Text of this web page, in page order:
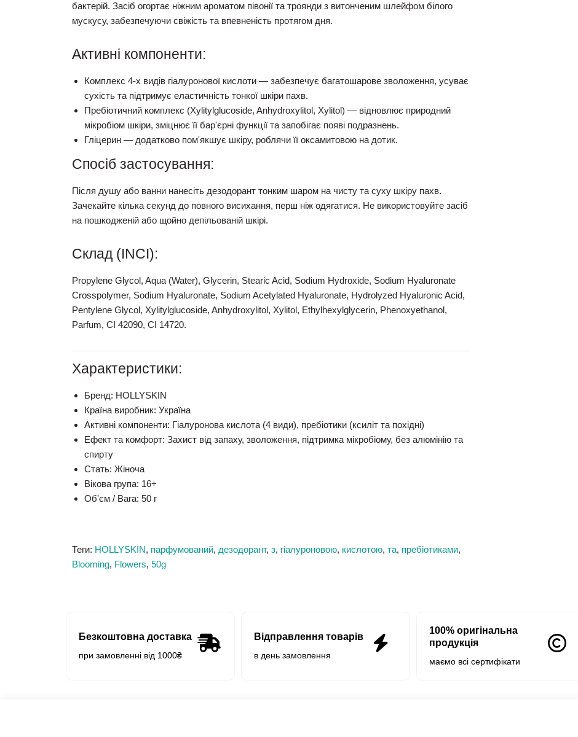
бактерій. Засіб огортає ніжним ароматом півонії та троянди з витонченим шлейфом білого
мускусу, забезпечуючи свіжість та впевненість протягом дня.
Активні компоненти:
Комплекс 4-х видів гіалуронової кислоти — забезпечує багатошарове зволоження, усуває
сухість та підтримує еластичність тонкої шкіри пахв.
Пребіотичний комплекс (Xylitylglucoside, Anhydroxylitol, Xylitol) — відновлює природний
мікробіом шкіри, зміцнює її бар'єрні функції та запобігає появі подразнень.
Гліцерин — додатково пом'якшує шкіру, роблячи її оксамитовою на дотик.
Спосіб застосування:
Після душу або ванни нанесіть дезодорант тонким шаром на чисту та суху шкіру пахв.
Зачекайте кілька секунд до повного висихання, перш ніж одягатися. Не використовуйте засіб
на пошкодженій або щойно депільованій шкірі.
Склад (INCI):
Propylene Glycol, Aqua (Water), Glycerin, Stearic Acid, Sodium Hydroxide, Sodium Hyaluronate
Crosspolymer, Sodium Hyaluronate, Sodium Acetylated Hyaluronate, Hydrolyzed Hyaluronic Acid,
Pentylene Glycol, Xylitylglucoside, Anhydroxylitol, Xylitol, Ethylhexylglycerin, Phenoxyethanol,
Parfum, CI 42090, CI 14720.
Характеристики:
Бренд: HOLLYSKIN
Країна виробник: Україна
Активні компоненти: Гіалуронова кислота (4 види), пребіотики (ксиліт та похідні)
Ефект та комфорт: Захист від запаху, зволоження, підтримка мікробіому, без алюмінію та
спирту
Стать: Жіноча
Вікова група: 16+
Об'єм / Вага: 50 г
Теги: HOLLYSKIN, парфумований, дезодорант, з, гіалуроновою, кислотою, та, пребіотиками,
Blooming, Flowers, 50g
Безкоштовна доставка
при замовленні від 1000₴
Відправлення товарів
в день замовлення
100% оригінальна
продукція
маємо всі сертифікати